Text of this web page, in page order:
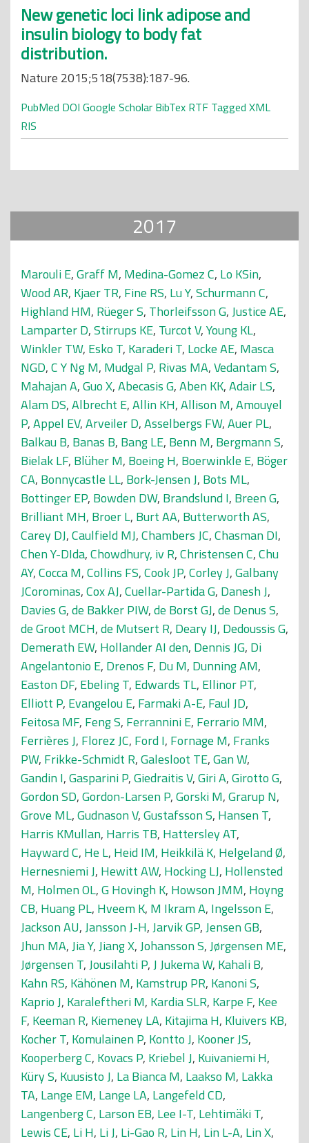
New genetic loci link adipose and
insulin biology to body fat
distribution.
Nature 2015;518(7538):187-96.
PubMed DOI Google Scholar BibTex RTF Tagged XML
RIS
2017
Marouli E,Graff M, Medina-Gomez C, Lo KSin,
Wood AR, Kjaer TR, Fine RS, Lu Y,Schurmann C,
Highland HM, Rüeger S, Thorleifsson G,Justice AE,
Lamparter D,Stirrups KE, Turcot V,Young KL,
Winkler TW, Esko T, Karaderi T, Locke AE, Masca
NGD,C Y Ng M, Mudgal P, Rivas MA,Vedantam S,
Mahajan A,Guo X,Abecasis G,Aben KK,Adair LS,
Alam DS,Albrecht E,Allin KH,Allison M,Amouyel
P,Appel EV,Arveiler D,Asselbergs FW,Auer PL,
Balkau B, Banas B, Bang LE, Benn M, Bergmann S,
Bielak LF, Blüher M, Boeing H, Boerwinkle E, Böger
CA, Bonnycastle LL, Bork-Jensen J, Bots ML,
Bottinger EP, Bowden DW, Brandslund I, Breen G,
Brilliant MH, Broer L, Burt AA, Butterworth AS,
Carey DJ,Caulfield MJ,Chambers JC,Chasman DI,
Chen Y-DIda,Chowdhury, iv R,Christensen C,Chu
AY,Cocca M,Collins FS,Cook JP,Corley J,Galbany
JCorominas,Cox AJ,Cuellar-Partida G, Danesh J,
Davies G,de Bakker PIW,de Borst GJ,de Denus S,
de Groot MCH,de Mutsert R, Deary IJ, Dedoussis G,
Demerath EW, Hollander AI den, Dennis JG, Di
Angelantonio E, Drenos F, Du M, Dunning AM,
Easton DF, Ebeling T, Edwards TL, Ellinor PT,
Elliott P, Evangelou E, Farmaki A-E, Faul JD,
Feitosa MF, Feng S, Ferrannini E, Ferrario MM,
Ferrières J, Florez JC, Ford I, Fornage M, Franks
PW, Frikke-Schmidt R,Galesloot TE,Gan W,
Gandin I,Gasparini P,Giedraitis V,Giri A,Girotto G,
Gordon SD,Gordon-Larsen P,Gorski M,Grarup N,
Grove ML,Gudnason V,Gustafsson S, Hansen T,
Harris KMullan, Harris TB, Hattersley AT,
Hayward C, He L, Heid IM, Heikkilä K, Helgeland Ø,
Hernesniemi J, Hewitt AW, Hocking LJ, Hollensted
M, Holmen OL,G Hovingh K, Howson JMM, Hoyng
CB, Huang PL, Hveem K, M Ikram A, Ingelsson E,
Jackson AU,Jansson J-H,Jarvik GP,Jensen GB,
Jhun MA,Jia Y,Jiang X,Johansson S,Jørgensen ME,
Jørgensen T,Jousilahti P,J Jukema W, Kahali B,
Kahn RS, Kähönen M, Kamstrup PR, Kanoni S,
Kaprio J, Karaleftheri M, Kardia SLR, Karpe F, Kee
F, Keeman R, Kiemeney LA, Kitajima H, Kluivers KB,
Kocher T, Komulainen P, Kontto J, Kooner JS,
Kooperberg C, Kovacs P, Kriebel J, Kuivaniemi H,
Küry S, Kuusisto J, La Bianca M, Laakso M, Lakka
TA, Lange EM, Lange LA, Langefeld CD,
Langenberg C, Larson EB, Lee I-T, Lehtimäki T,
Lewis CE, Li H, Li J, Li-Gao R, Lin H, Lin L-A, Lin X,